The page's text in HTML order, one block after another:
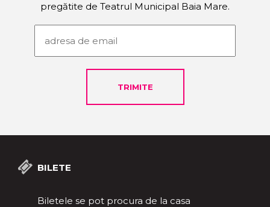
pregătite de Teatrul Municipal Baia Mare.
BILETE
Biletele se pot procura de la casa